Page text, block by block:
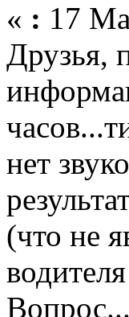
« : 17
Друзья,
нет
(что не